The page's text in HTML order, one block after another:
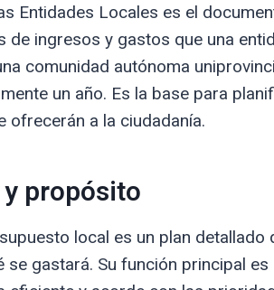
Entidades Locales es el
de ingresos y gastos que una
comunidad autónoma
un año. Es la base para
ofrecerán a la ciudadanía.
propósito
local es un plan
se gastará. Su función principal